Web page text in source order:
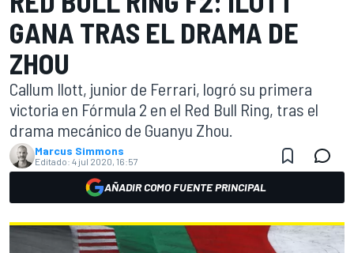
GANA TRAS EL DRAMA DE
ZHOU
Callum Ilott, junior de Ferrari, logró su primera
victoria en Fórmula 2 en el Red Bull Ring, tras el
drama mecánico de Guanyu Zhou.
Marcus Simmons
Editado: 4 jul 2020, 16:57
AÑADIR COMO FUENTE PRINCIPAL